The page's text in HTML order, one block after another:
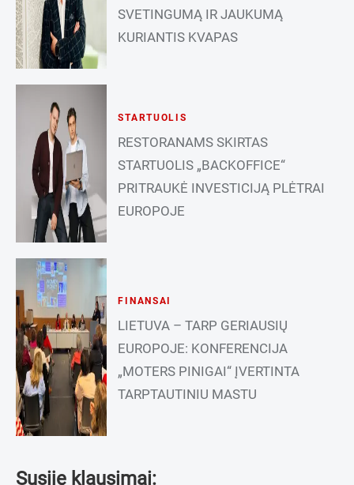
SVETINGUMĄ IR JAUKUMĄ
KURIANTIS KVAPAS
STARTUOLIS
RESTORANAMS SKIRTAS
STARTUOLIS „BACKOFFICE“
PRITRAUKĖ INVESTICIJĄ PLĖTRAI
EUROPOJE
FINANSAI
LIETUVA – TARP GERIAUSIŲ
EUROPOJE: KONFERENCIJA
„MOTERS PINIGAI“ ĮVERTINTA
TARPTAUTINIU MASTU
Susiję klausimai: